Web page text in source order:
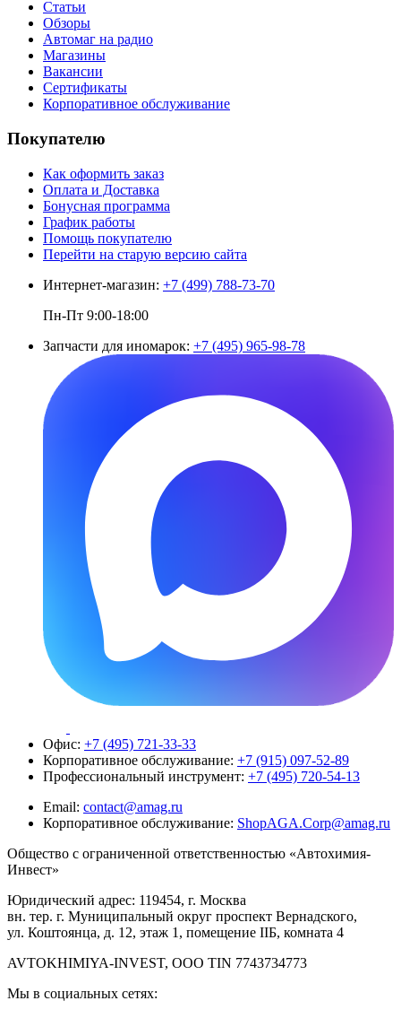
Статьи
Обзоры
Автомаг на радио
Магазины
Вакансии
Сертификаты
Корпоративное обслуживание
Покупателю
Как оформить заказ
Оплата и Доставка
Бонусная программа
График работы
Помощь покупателю
Перейти на старую версию сайта
Интернет-магазин: +7 (499) 788-73-70
Пн-Пт 9:00-18:00
Запчасти для иномарок: +7 (495) 965-98-78
Офис: +7 (495) 721-33-33
Корпоративное обслуживание: +7 (915) 097-52-89
Профессиональный инструмент: +7 (495) 720-54-13
Email: contact@amag.ru
Корпоративное обслуживание: ShopAGA.Corp@amag.ru
Общество с ограниченной ответственностью «Автохимия-
Инвест»
Юридический адрес: 119454, г. Москва
вн. тер. г. Муниципальный округ проспект Вернадского,
ул. Коштоянца, д. 12, этаж 1, помещение IIБ, комната 4
AVTOKHIMIYA-INVEST, OOO TIN 7743734773
Мы в социальных сетях: